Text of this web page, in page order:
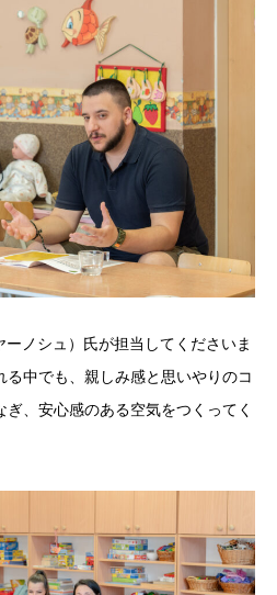
ーノシュ）氏が担当してくださいま
る中でも、親しみ感と思いやりのコ
、安心感のある空気をつくってく